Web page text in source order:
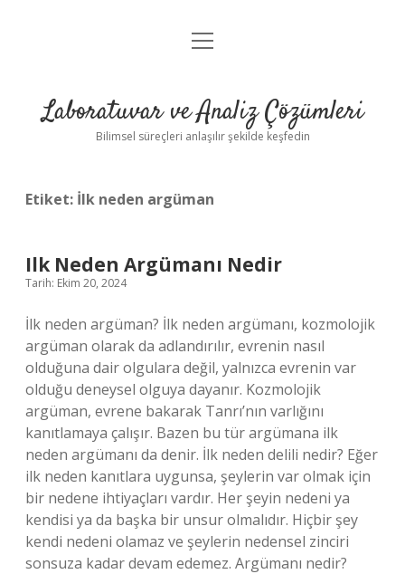
Anasayfa
Yasal Uyarı
menüyü
Laboratuvar ve Analiz Çözümleri
Bilimsel süreçleri anlaşılır şekilde keşfedin
Etiket: İlk neden argüman
Ilk Neden Argümanı Nedir
Tarih: Ekim 20, 2024
İlk neden argüman? İlk neden argümanı, kozmolojik
argüman olarak da adlandırılır, evrenin nasıl
olduğuna dair olgulara değil, yalnızca evrenin var
olduğu deneysel olguya dayanır. Kozmolojik
argüman, evrene bakarak Tanrı’nın varlığını
kanıtlamaya çalışır. Bazen bu tür argümana ilk
neden argümanı da denir. İlk neden delili nedir? Eğer
ilk neden kanıtlara uygunsa, şeylerin var olmak için
bir nedene ihtiyaçları vardır. Her şeyin nedeni ya
kendisi ya da başka bir unsur olmalıdır. Hiçbir şey
kendi nedeni olamaz ve şeylerin nedensel zinciri
sonsuza kadar devam edemez. Argümanı nedir?